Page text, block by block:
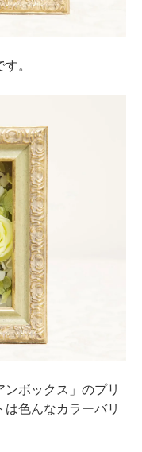
。
ボックス」のプリ
色んなカラーバリ